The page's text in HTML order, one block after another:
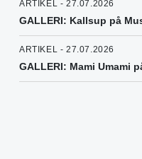
ARTIKEL - 27.07.2026
GALLERI: Kallsup på
ARTIKEL - 27.07.2026
GALLERI: Mami Umami